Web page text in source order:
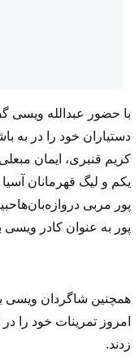
با حضور عبدالله ویسی
دستیاران خود را در به
کریم قنبری، ایمان
یکم و لیگ قهرمانان آسیا
پور مربی
پور به عنوان کادر ویسی
همچنین شاگردان ویسی
امروز تمرینات خود را
زدند.